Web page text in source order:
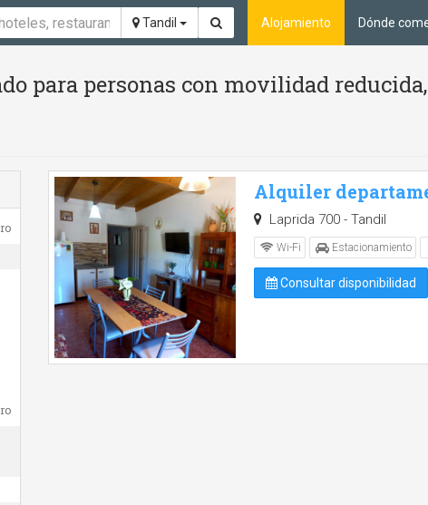
Tandil Alojamiento Dónde
para personas con movilidad
Alquiler
Laprida 700 - Tandil
Wi-Fi Estacionamiento
Consultar disponibilidad